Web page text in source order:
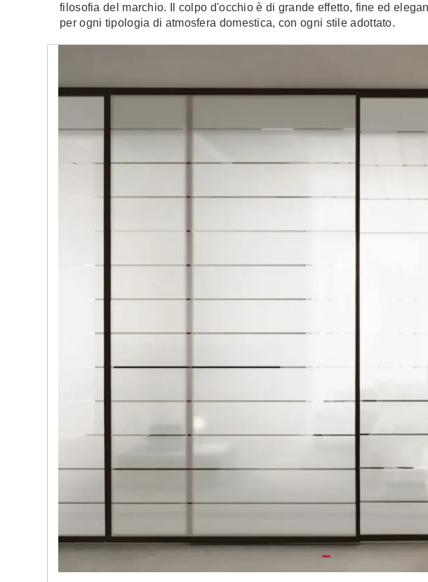
filosofia del marchio. Il colpo d'occhio è di grande effetto, fine ed
per ogni tipologia di atmosfera domestica, con ogni stile adottato.